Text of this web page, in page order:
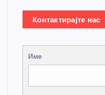
Контактирајте нас
Име